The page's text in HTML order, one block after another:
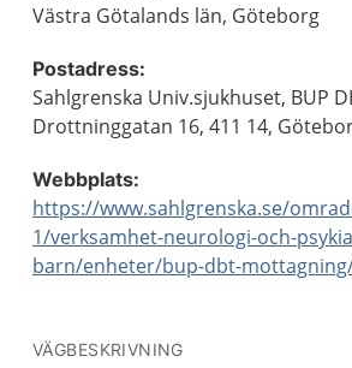
Västra Götalands län, Göteborg
Postadress:
Sahlgrenska Univ.sjukhuset, BUP
Drottninggatan 16, 411 14,
Webbplats:
https://www.sahlgrenska.se/
1/verksamhet-neurologi-och-
barn/enheter/bup-dbt-
VÄGBESKRIVNING